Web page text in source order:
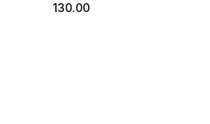
130.00